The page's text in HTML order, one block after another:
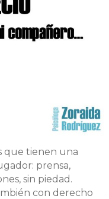
que tienen una
prensa,
sin piedad.
con derecho